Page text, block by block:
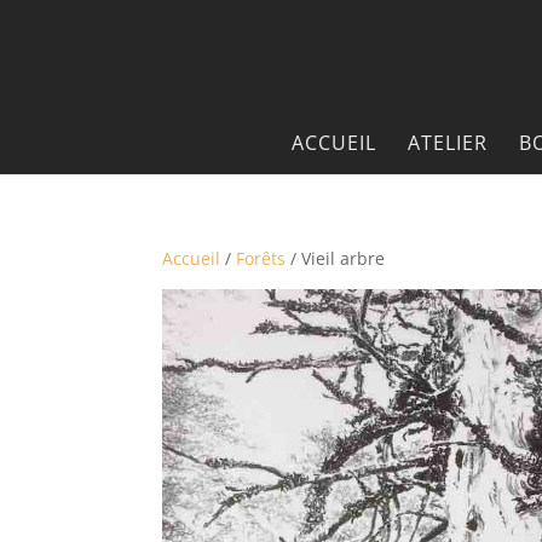
ACCUEIL ATELIER
Accueil / Forêts / Vieil arbre